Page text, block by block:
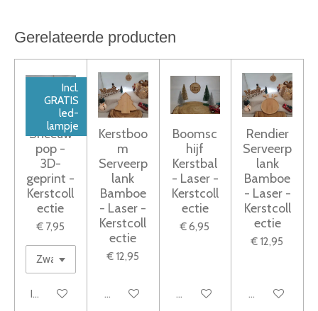
Gerelateerde producten
Incl.
GRATIS
led-
lampje
Sneeuw
pop -
3D-
geprint -
Kerstcoll
ectie
€ 7,95
In winkelwagen
Kerstboo
m
Serveerp
lank
Bamboe
- Laser -
Kerstcoll
ectie
€ 12,95
Bekijk details
Boomsc
hijf
Kerstbal
- Laser -
Kerstcoll
ectie
€ 6,95
Bekijk details
Rendier
Serveerp
lank
Bamboe
- Laser -
Kerstcoll
ectie
€ 12,95
Bekijk details